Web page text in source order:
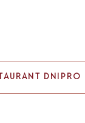
DNIPRO